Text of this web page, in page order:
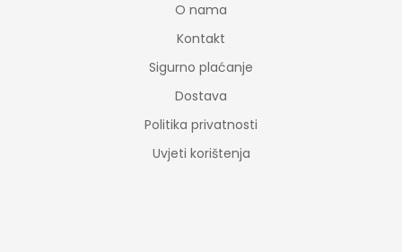
O nama
Kontakt
Sigurno plaćanje
Dostava
Politika privatnosti
Uvjeti korištenja